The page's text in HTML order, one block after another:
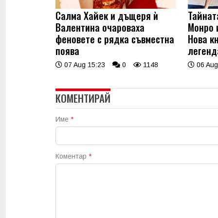
Салма Хайек и дъщеря ѝ
Валентина очароваха
феновете с рядка съвместна
поява
07 Aug 15:23 0 1148
Монро
Нова
06
КОМЕНТИРАЙ
Име *
Коментар *